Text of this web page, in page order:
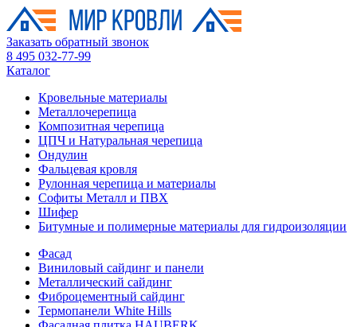
Заказать обратный звонок
8 495 032-77-99
Каталог
Кровельные материалы
Металлочерепица
Композитная черепица
ЦПЧ и Натуральная черепица
Ондулин
Фальцевая кровля
Рулонная черепица и материалы
Софиты Металл и ПВХ
Шифер
Битумные и полимерные материалы для гидроизоляции
Фасад
Виниловый сайдинг и панели
Металлический сайдинг
Фиброцементный сайдинг
Термопанели White Hills